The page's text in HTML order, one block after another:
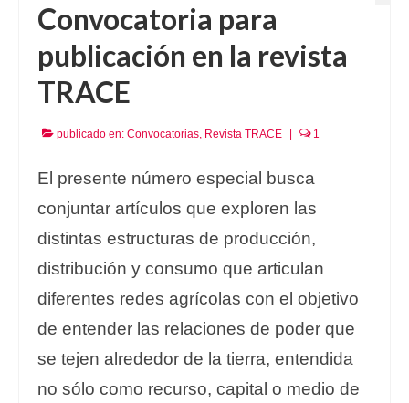
Convocatoria para
publicación en la revista
TRACE
publicado en: Convocatorias, Revista TRACE 1
El presente número especial busca
conjuntar artículos que exploren las
distintas estructuras de producción,
distribución y consumo que articulan
diferentes redes agrícolas con el objetivo
de entender las relaciones de poder que
se tejen alrededor de la tierra, entendida
no sólo como recurso, capital o medio de